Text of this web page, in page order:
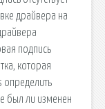
драйвера на
подпись
которая
определить
был ли изменен